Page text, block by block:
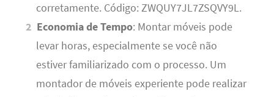
corretamente. Código: ZWQUY7JL7ZSQVY9L.
Economia de Tempo: Montar móveis pode
levar horas, especialmente se você não
estiver familiarizado com o processo. Um
montador de móveis experiente pode realizar